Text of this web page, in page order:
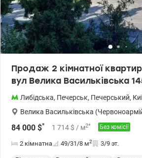
Продаж 2 кімнатної
вул Велика Васильківська
Либідська, Печерськ, Печерський,
Велика Васильківська
84 000 $* 1 714 $ / м2* Без комісії
2 кімнатна 49/31/8 м2 3/9 эт.